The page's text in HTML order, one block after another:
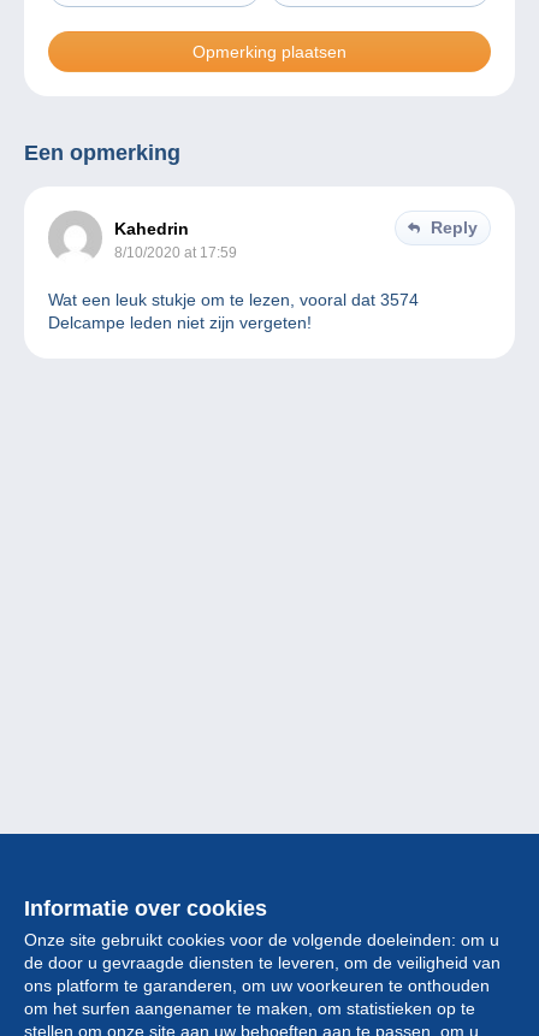
Een opmerking
Kahedrin
8/10/2020 at 17:59
Reply
Wat een leuk stukje om te lezen, vooral dat 3574
Delcampe leden niet zijn vergeten!
Informatie over cookies
Onze site gebruikt cookies voor de volgende doeleinden: om u
de door u gevraagde diensten te leveren, om de veiligheid van
ons platform te garanderen, om uw voorkeuren te onthouden
om het surfen aangenamer te maken, om statistieken op te
stellen om onze site aan uw behoeften aan te passen, om u